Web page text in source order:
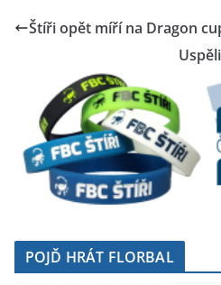
Štíři opět míří na Dragon
POJĎ HRÁT FLORBAL